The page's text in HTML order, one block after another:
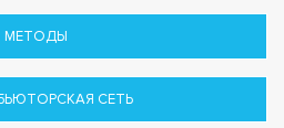
МЕТОДЫ
СЕТЬ